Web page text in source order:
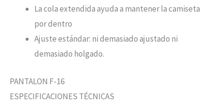
La cola extendida ayuda a mantener la camiseta
por dentro
Ajuste estándar: ni demasiado ajustado ni
demasiado holgado.
PANTALON F-16
ESPECIFICACIONES TÉCNICAS